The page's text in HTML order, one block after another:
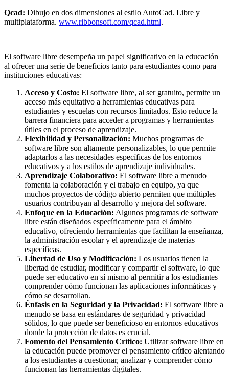
Qcad: Dibujo en dos dimensiones al estilo AutoCad. Libre y
multiplataforma. www.ribbonsoft.com/qcad.html.
El software libre desempeña un papel significativo en la educación
al ofrecer una serie de beneficios tanto para estudiantes como para
instituciones educativas:
Acceso y Costo: El software libre, al ser gratuito, permite un
acceso más equitativo a herramientas educativas para
estudiantes y escuelas con recursos limitados. Esto reduce la
barrera financiera para acceder a programas y herramientas
útiles en el proceso de aprendizaje.
Flexibilidad y Personalización: Muchos programas de
software libre son altamente personalizables, lo que permite
adaptarlos a las necesidades específicas de los entornos
educativos y a los estilos de aprendizaje individuales.
Aprendizaje Colaborativo: El software libre a menudo
fomenta la colaboración y el trabajo en equipo, ya que
muchos proyectos de código abierto permiten que múltiples
usuarios contribuyan al desarrollo y mejora del software.
Enfoque en la Educación: Algunos programas de software
libre están diseñados específicamente para el ámbito
educativo, ofreciendo herramientas que facilitan la enseñanza,
la administración escolar y el aprendizaje de materias
específicas.
Libertad de Uso y Modificación: Los usuarios tienen la
libertad de estudiar, modificar y compartir el software, lo que
puede ser educativo en sí mismo al permitir a los estudiantes
comprender cómo funcionan las aplicaciones informáticas y
cómo se desarrollan.
Énfasis en la Seguridad y la Privacidad: El software libre a
menudo se basa en estándares de seguridad y privacidad
sólidos, lo que puede ser beneficioso en entornos educativos
donde la protección de datos es crucial.
Fomento del Pensamiento Crítico: Utilizar software libre en
la educación puede promover el pensamiento crítico alentando
a los estudiantes a cuestionar, analizar y comprender cómo
funcionan las herramientas digitales.